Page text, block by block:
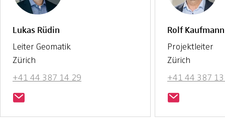
Lukas Rüdin
Leiter Geomatik
Zürich
+41 44 387 14 29
Rolf Kaufmann
Projektleiter
Zürich
+41 44 387